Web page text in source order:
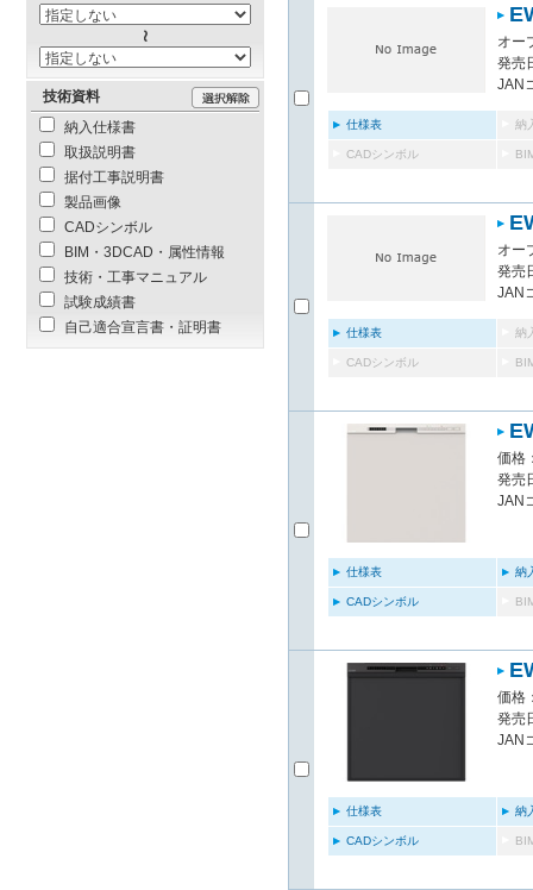
オー
発売
JAN
仕様表 納
CADシンボル
オー
発売
JAN
仕様表 納
CADシンボル
価格
発売
JAN
仕様表 納
CADシンボル
価格
発売
JAN
仕様表 納
CADシンボル
技術資料
納入仕様書
取扱説明書
据付工事説明書
製品画像
CADシンボル
BIM・3DCAD・属性情報
技術・工事マニュアル
試験成績書
自己適合宣言書・証明書